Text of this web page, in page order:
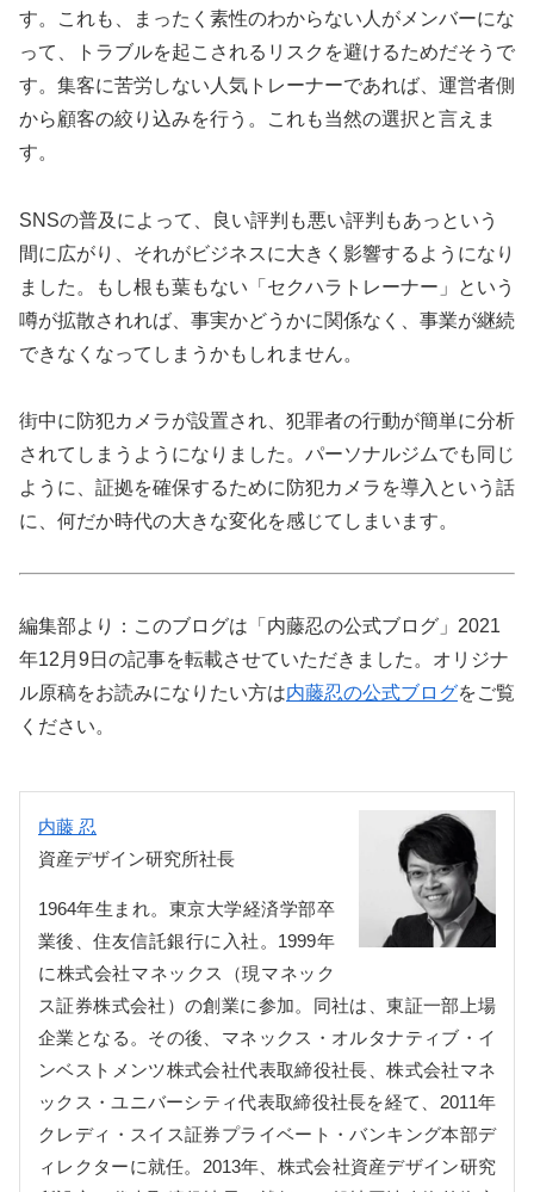
す。これも、まったく素性のわからない人がメンバーにな
って、トラブルを起こされるリスクを避けるためだそうで
す。集客に苦労しない人気トレーナーであれば、運営者側
から顧客の絞り込みを行う。これも当然の選択と言えま
す。
SNSの普及によって、良い評判も悪い評判もあっという
間に広がり、それがビジネスに大きく影響するようになり
ました。もし根も葉もない「セクハラトレーナー」という
噂が拡散されれば、事実かどうかに関係なく、事業が継続
できなくなってしまうかもしれません。
街中に防犯カメラが設置され、犯罪者の行動が簡単に分析
されてしまうようになりました。パーソナルジムでも同じ
ように、証拠を確保するために防犯カメラを導入という話
に、何だか時代の大きな変化を感じてしまいます。
編集部より：このブログは「内藤忍の公式ブログ」2021
年12月9日の記事を転載させていただきました。オリジナ
ル原稿をお読みになりたい方は内藤忍の公式ブログをご覧
ください。
内藤 忍
資産デザイン研究所社長
1964年生まれ。東京大学経済学部卒
業後、住友信託銀行に入社。1999年
に株式会社マネックス（現マネック
ス証券株式会社）の創業に参加。同社は、東証一部上場
企業となる。その後、マネックス・オルタナティブ・イ
ンベストメンツ株式会社代表取締役社長、株式会社マネ
ックス・ユニバーシティ代表取締役社長を経て、2011年
クレディ・スイス証券プライベート・バンキング本部デ
ィレクターに就任。2013年、株式会社資産デザイン研究